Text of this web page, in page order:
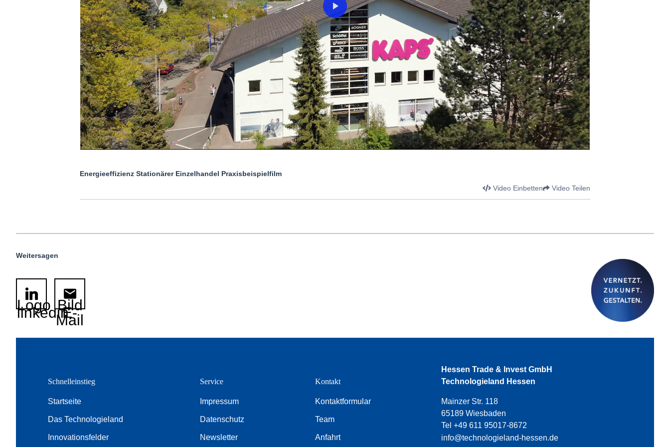
Energieeffizienz Stationärer Einzelhandel Praxisbeispielfilm
Video Teilen
Video Einbetten
Weitersagen
Logo
linkedinBild
E-
Mail
Schnelleinstieg
Startseite
Das Technologieland
Innovationsfelder
Service
Impressum
Datenschutz
Newsletter
Kontakt
Kontaktformular
Team
Anfahrt
Hessen Trade & Invest GmbH
Technologieland Hessen
Mainzer Str. 118
65189 Wiesbaden
Tel +49 611 95017-8672
info@technologieland-hessen.de